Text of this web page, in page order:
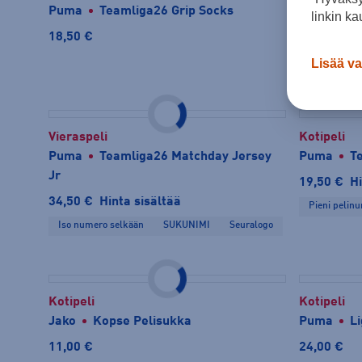
Puma
Teamliga26 Grip Socks
18,50 €
CamelBak
Vieraspeli
Puma
Teamliga26 Matchday Jersey
Jr
34,50 €
Hinta sisältää
Iso numero selkään SUKUNIMI Seuralogo
Kotipeli
Puma
19,50 €
Pieni
Kotipeli
Jako
Kopse Pelisukka
11,00 €
Kotipeli
Puma
24,00 €
linkin
Lisää